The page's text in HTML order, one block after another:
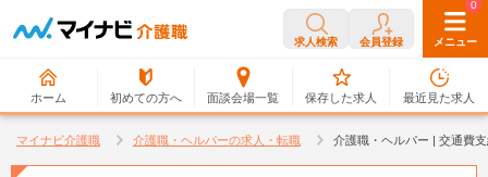
求人検索 会員登録 メニュー
ホーム 初めての方へ 面談会場一覧
0
保存した求人
0
最近見た求人
マイナビ介護職 介護職・ヘルパーの求人・転職 介護職・ヘルパー | 交通費